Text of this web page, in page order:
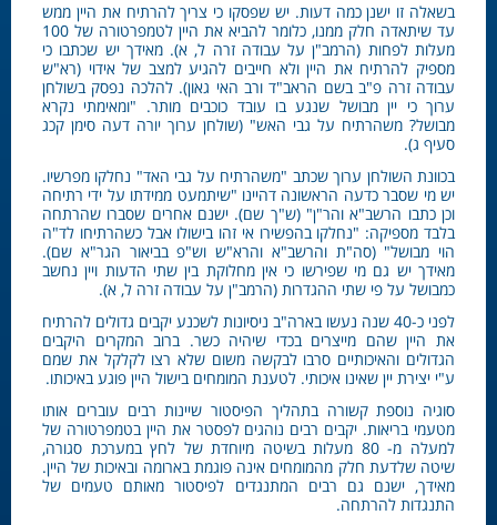
בשאלה זו ישנן כמה דעות. יש שפסקו כי צריך להרתיח את היין ממש
עד שיתאדה חלק ממנו, כלומר להביא את היין לטמפרטורה של 100
מעלות לפחות (הרמב"ן על עבודה זרה ל, א). מאידך יש שכתבו כי
מספיק להרתיח את היין ולא חייבים להגיע למצב של אידוי (רא"ש
עבודה זרה פ"ב בשם הראב"ד ורב האי גאון). להלכה נפסק בשולחן
ערוך כי יין מבושל שנגע בו עובד כוכבים מותר. "ומאימתי נקרא
מבושל? משהרתיח על גבי האש" (שולחן ערוך יורה דעה סימן קכג
סעיף ג).
בכוונת השולחן ערוך שכתב "משהרתיח על גבי האד" נחלקו מפרשיו.
יש מי שסבר כדעה הראשונה דהיינו "שיתמעט ממידתו על ידי רתיחה
וכן כתבו הרשב"א והר"ן" (ש"ך שם). ישנם אחרים שסברו שהרתחה
בלבד מספיקה: "נחלקו בהפשירו אי זהו בישולו אבל כשהרתיחו לד"ה
הוי מבושל" (סה"ת והרשב"א והרא"ש וש"פ בביאור הגר"א שם).
מאידך יש גם מי שפירשו כי אין מחלוקת בין שתי הדעות ויין נחשב
כמבושל על פי שתי ההגדרות (הרמב"ן על עבודה זרה ל, א).
לפני כ-40 שנה נעשו בארה"ב ניסיונות לשכנע יקבים גדולים להרתיח
את היין שהם מייצרים בכדי שיהיה כשר. ברוב המקרים היקבים
הגדולים והאיכותיים סרבו לבקשה משום שלא רצו לקלקל את שמם
ע"י יצירת יין שאינו איכותי. לטענת המומחים בישול היין פוגע באיכותו.
סוגיה נוספת קשורה בתהליך הפיסטור שיינות רבים עוברים אותו
מטעמי בריאות. יקבים רבים נוהגים לפסטר את היין בטמפרטורה של
למעלה מ- 80 מעלות בשיטה מיוחדת של לחץ במערכת סגורה,
שיטה שלדעת חלק מהמומחים אינה פוגמת בארומה ובאיכות של היין.
מאידך, ישנם גם רבים המתנגדים לפיסטור מאותם טעמים של
התנגדות להרתחה.